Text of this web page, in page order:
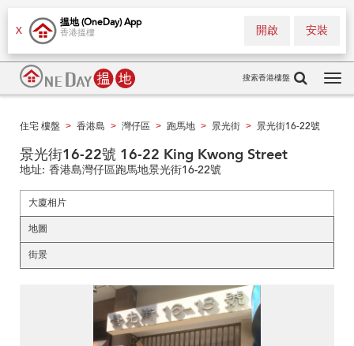
X
搵地 (OneDay) App
香港搵樓 安裝
開啟
搜索香港樓盤
住宅 樓盤 > 香港島 > 灣仔區 > 跑馬地 > 景光街 > 景光街16-22號
景光街16-22號 16-22 King Kwong Street
地址: 香港島灣仔區跑馬地景光街16-22號
大廈相片
地圖
街景